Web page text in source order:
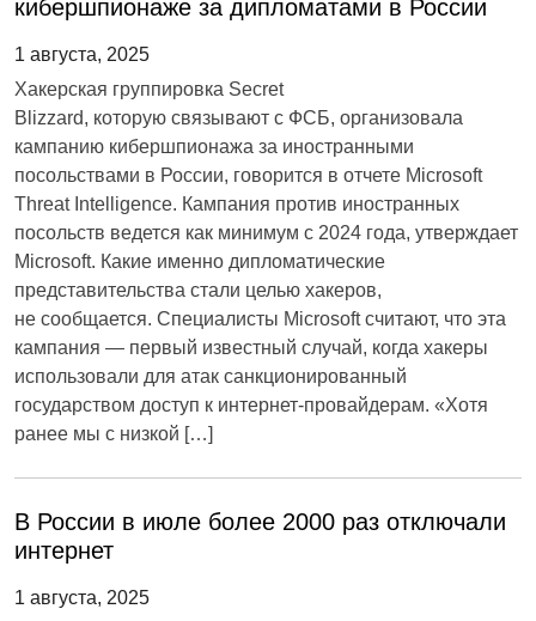
кибершпионаже за дипломатами в России
1 августа, 2025
Хакерская группировка Secret
Blizzard, которую связывают с ФСБ, организовала
кампанию кибершпионажа за иностранными
посольствами в России, говорится в отчете Microsoft
Threat Intelligence. Кампания против иностранных
посольств ведется как минимум с 2024 года, утверждает
Microsoft. Какие именно дипломатические
представительства стали целью хакеров,
не сообщается. Специалисты Microsoft считают, что эта
кампания — первый известный случай, когда хакеры
использовали для атак санкционированный
государством доступ к интернет-провайдерам. «Хотя
ранее мы с низкой […]
В России в июле более 2000 раз отключали
интернет
1 августа, 2025